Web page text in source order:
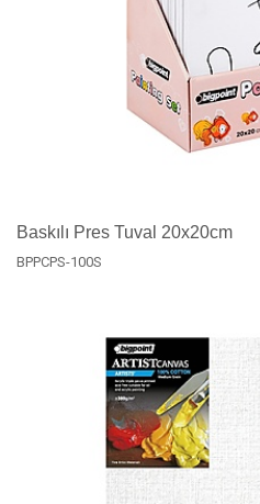
Baskılı Pres Tuval 20x20cm
BPPCPS-100S